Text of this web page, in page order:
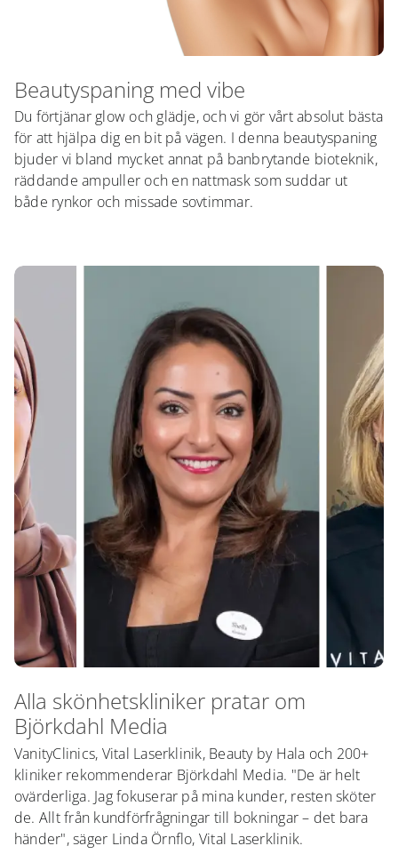
Beautyspaning med vibe
Du förtjänar glow och glädje, och vi gör vårt absolut bästa
för att hjälpa dig en bit på vägen. I denna beautyspaning
bjuder vi bland mycket annat på banbrytande bioteknik,
räddande ampuller och en nattmask som suddar ut
både rynkor och missade sovtimmar.
Alla skönhetskliniker pratar om
Björkdahl Media
VanityClinics, Vital Laserklinik, Beauty by Hala och 200+
kliniker rekommenderar Björkdahl Media. "De är helt
ovärderliga. Jag fokuserar på mina kunder, resten sköter
de. Allt från kundförfrågningar till bokningar – det bara
händer", säger Linda Örnflo, Vital Laserklinik.